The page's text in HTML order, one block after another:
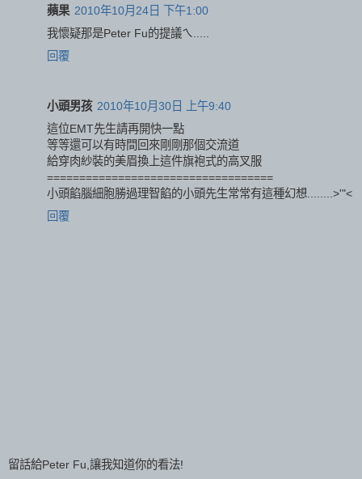
蘋果 2010年10月24日 下午1:00
我懷疑那是Peter Fu的提議ㄟ.....
回覆
小頭男孩 2010年10月30日 上午9:40
這位EMT先生請再開快一點
等等還可以有時間回來剛剛那個交流道
給穿肉紗裝的美眉換上這件旗袍式的高叉服
===================================
小頭餡腦細胞勝過理智餡的小頭先生常常有這種幻想........>'"<
回覆
留話給Peter Fu,讓我知道你的看法!